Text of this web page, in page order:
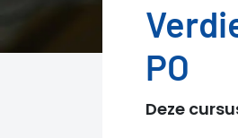
PO
Deze